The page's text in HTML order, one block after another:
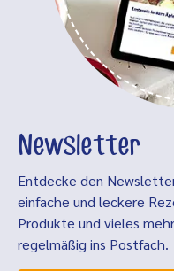
Newsletter
Entdecke den
einfache und leckere
Produkte und vieles
regelmäßig ins Postfach.